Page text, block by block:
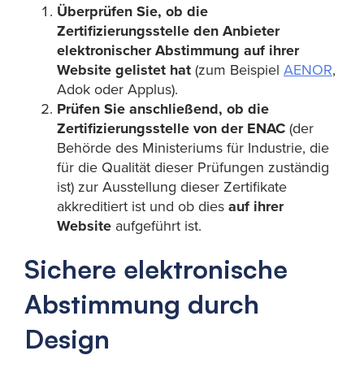
Überprüfen Sie, ob die
Zertifizierungsstelle den Anbieter
elektronischer Abstimmung auf ihrer
Website gelistet hat(zum Beispiel AENOR,
Adok oder Applus).
Prüfen Sie anschließend, ob die
Zertifizierungsstelle von der ENAC(der
Behörde des Ministeriums für Industrie, die
für die Qualität dieser Prüfungen zuständig
ist) zur Ausstellung dieser Zertifikate
akkreditiert ist und ob diesauf ihrer
Website aufgeführt ist.
Sichere elektronische
Abstimmung durch
Design